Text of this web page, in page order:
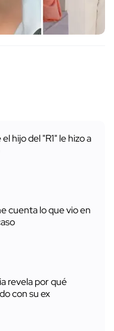
hijo del "R1" le hizo a
cuenta lo que vio en
revela por qué
con su ex